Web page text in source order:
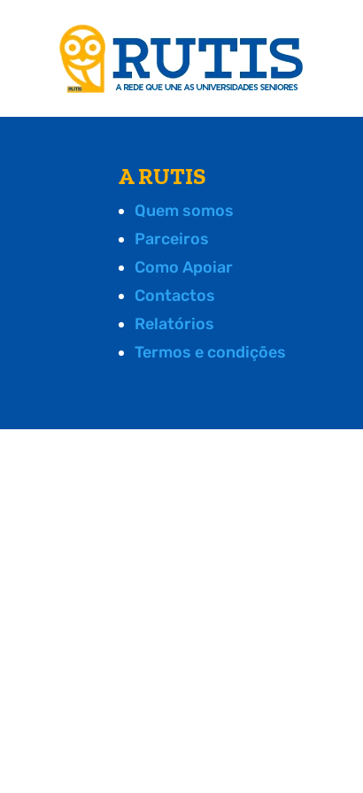
A RUTIS
Quem somos
Parceiros
Como Apoiar
Contactos
Relatórios
Termos e condições